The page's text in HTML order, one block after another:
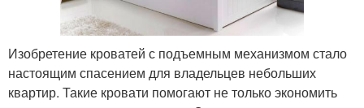
Изобретение кроватей с подъемным механизмом стало
настоящим спасением для владельцев небольших
квартир. Такие кровати помогают не только экономить